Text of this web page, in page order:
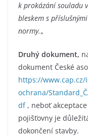
k prokázání souladu
bleskem s
normy.„
Druhý dokument,
dokument České
https://www.cap.cz/
ochrana/
df , neboť
pojišťovny je
dokončení stavby.